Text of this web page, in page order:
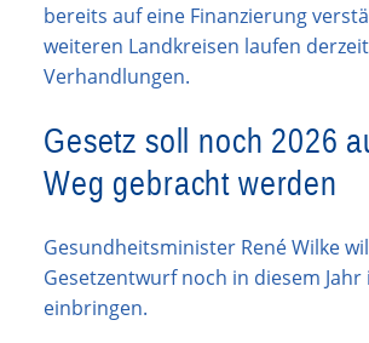
bereits auf eine Finanzierung
weiteren Landkreisen laufen
Verhandlungen.
Gesetz soll noch 2026
Weg gebracht werden
Gesundheitsminister René Wilke
Gesetzentwurf noch in diesem
einbringen.